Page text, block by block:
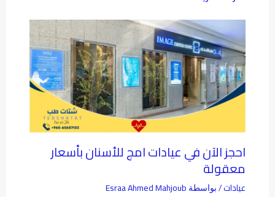
احجز الآن في عيادات امج للأسنان بأسعار
معقولة
عيادات/ بواسطة Esraa Ahmed Mahjoub